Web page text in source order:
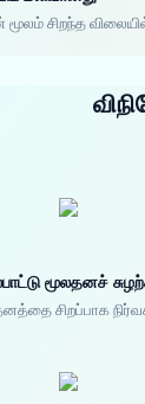
சிறந்த
மூலதனச்
சிறப்பாக